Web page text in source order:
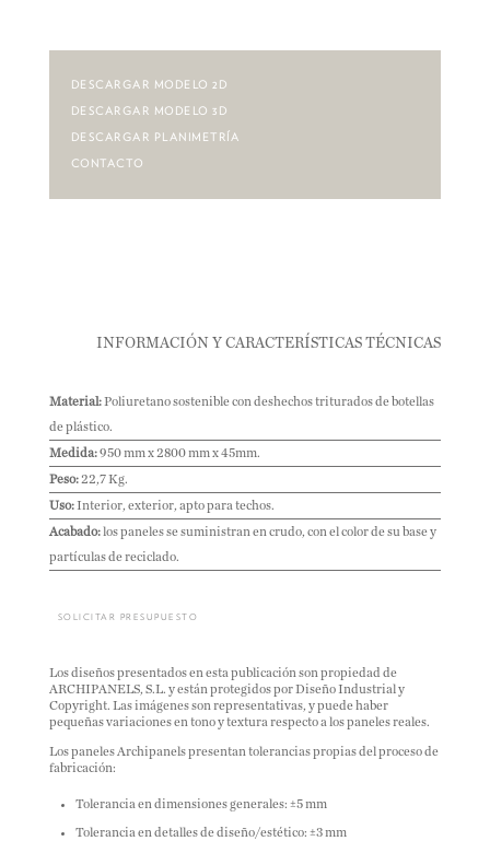
DESCARGAR MODELO 2D
DESCARGAR MODELO 3D
DESCARGAR PLANIMETRÍA
CONTACTO
INFORMACIÓN Y CARACTERÍSTICAS TÉCNICAS
Material:Poliuretano sostenible con deshechos triturados de botellas
de plástico.
Medida:950 mm x 2800 mm x 45mm.
Peso: 22,7 Kg.
Uso:Interior, exterior, apto para techos.
Acabado:los paneles se suministran en crudo, con el color de su base y
partículas de reciclado.
SOLICITAR PRESUPUESTO
Los diseños presentados en esta publicación son propiedad de
ARCHIPANELS, S.L. y están protegidos por Diseño Industrial y
Copyright. Las imágenes son representativas, y puede haber
pequeñas variaciones en tono y textura respecto a los paneles reales.
Los paneles Archipanels presentan tolerancias propias del proceso de
fabricación:
Tolerancia en dimensiones generales: ±5 mm
Tolerancia en detalles de diseño/estético: ±3 mm